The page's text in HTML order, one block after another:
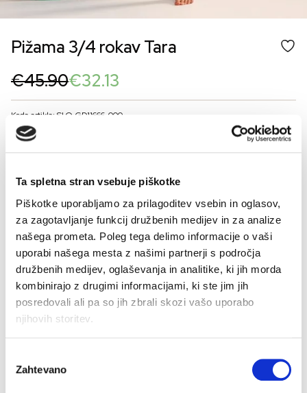
Ta spletna stran vsebuje piškotke
Piškotke uporabljamo za prilagoditev vsebin in oglasov,
za zagotavljanje funkcij družbenih medijev in za analize
našega prometa. Poleg tega delimo informacije o vaši
uporabi našega mesta z našimi partnerji s področja
družbenih medijev, oglaševanja in analitike, ki jih morda
kombinirajo z drugimi informacijami, ki ste jim jih
posredovali ali pa so jih zbrali skozi vašo uporabo
njihovih storitev.
soglasja
Zahtevano
Pižama 3/4 rokav Tara
€45.90
Original
price
was:
€45.90.
€32.13
Current
price
is:
€32.13.
Koda artikla: SLO-GD11666-000
BARVE
38 40 42 44 46 48 50
Kalkulator velikosti
- + DODAJ V KOŠARICO